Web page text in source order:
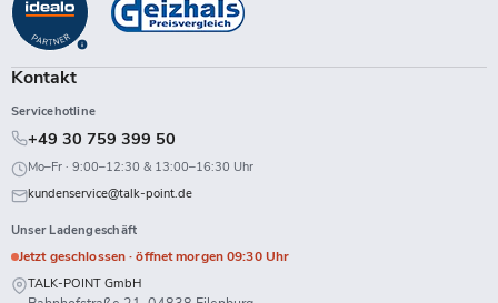
FacebookInstagramLinkedInTikTokTwitch
Kontakt
Servicehotline
+49 30 759 399 50
Mo–Fr · 9:00–12:30 & 13:00–16:30 Uhr
kundenservice@talk-point.de
Unser Ladengeschäft
Jetzt geschlossen · öffnet morgen 09:30 Uhr
TALK-POINT GmbH